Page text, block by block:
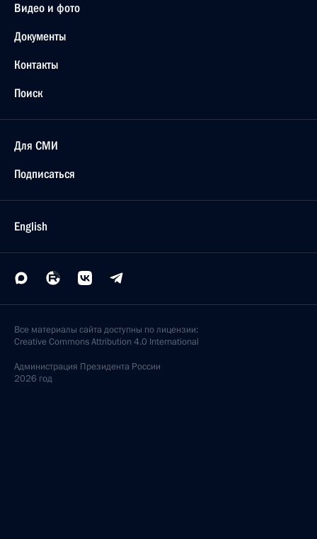
Видео и фото
Документы
Контакты
Поиск
Для СМИ
Подписаться
English
Все материалы сайта доступны по лицензии:
Creative Commons Attribution 4.0 International
Администрация Президента России
2026 год